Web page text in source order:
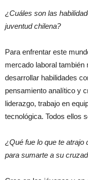
¿Cuáles son las
juventud chilena?
Para enfrentar este
mercado laboral
desarrollar habilidades
pensamiento analítico y
liderazgo, trabajo en
tecnológica. Todos ellos
¿Qué fue lo que te atrajo
para sumarte a su